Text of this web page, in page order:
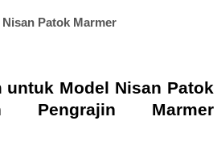
Nisan Patok Marmer
untuk Model Nisan Patok
Pengrajin Marmer